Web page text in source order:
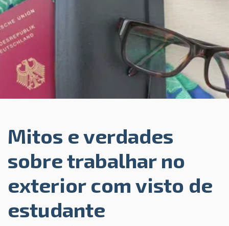
Mitos e verdades
sobre trabalhar no
exterior com visto de
estudante